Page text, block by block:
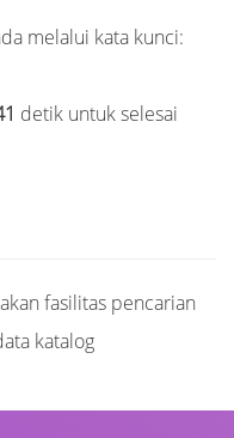
melalui kata kunci:
detik untuk selesai
fasilitas pencarian
katalog